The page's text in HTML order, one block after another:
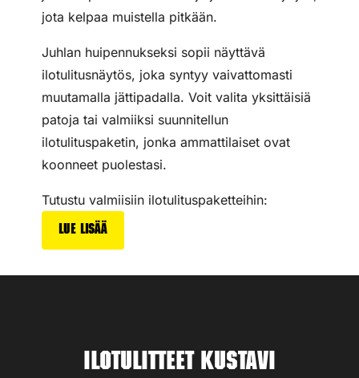
jota kelpaa muistella pitkään.
Juhlan huipennukseksi sopii näyttävä
ilotulitusnäytös, joka syntyy vaivattomasti
muutamalla jättipadalla. Voit valita yksittäisiä
patoja tai valmiiksi suunnitellun
ilotulituspaketin, jonka ammattilaiset ovat
koonneet puolestasi.
Tutustu valmiisiin ilotulituspaketteihin:
Lue lisää
Ilotulitteet Kustavi